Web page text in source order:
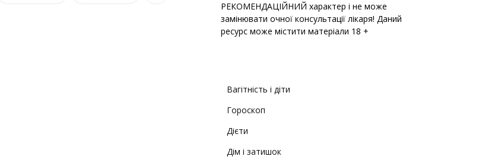
РЕКОМЕНДАЦІЙНИЙ характер і не може
замінювати очної консультації лікаря! Даний
ресурс може містити матеріали 18 +
Вагітність і діти
Гороскоп
Дієти
Дім і затишок